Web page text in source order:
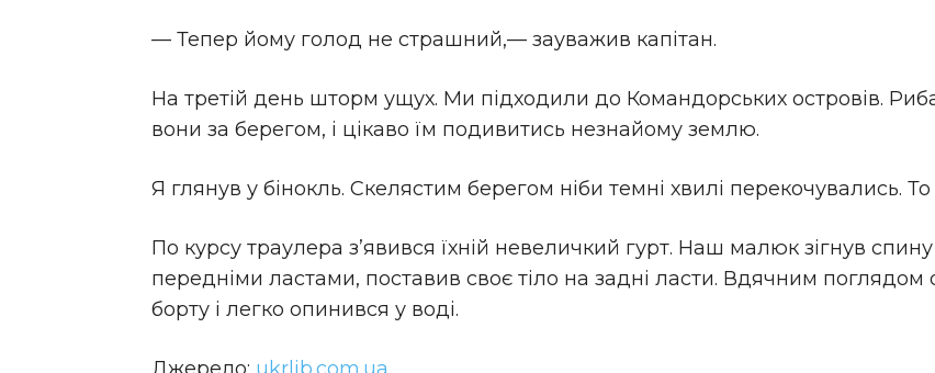
— Тепер йому голод не страшний,— зауважив капітан.
На третій день шторм ущух. Ми підходили до Командорських островів.
вони за берегом, і цікаво їм подивитись незнайому землю.
Я глянув у бінокль. Скелястим берегом ніби темні хвилі перекочувались.
По курсу траулера з’явився їхній невеличкий гурт. Наш малюк зігнув
передніми ластами, поставив своє тіло на задні ласти. Вдячним поглядом
борту і легко опинився у воді.